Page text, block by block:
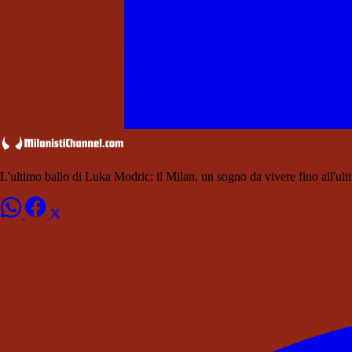
L'ultimo ballo di Luka Modric: il Milan, un sogno da vivere fino